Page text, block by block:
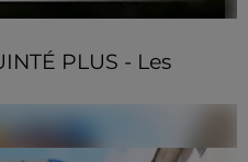
PLUS - Les